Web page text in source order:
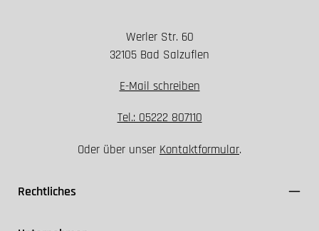
Werler Str. 60
32105 Bad Salzuflen
E-Mail schreiben
Tel.: 05222 807110
Oder über unser Kontaktformular.
Rechtliches